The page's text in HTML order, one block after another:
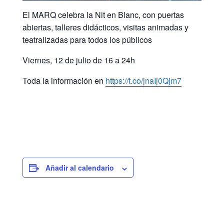
El MARQ celebra la Nit en Blanc, con puertas
abiertas, talleres didácticos, visitas animadas y
teatralizadas para todos los públicos
Viernes, 12 de julio de 16 a 24h
Toda la información en https://t.co/jnaIj0Qjm7
Añadir al calendario